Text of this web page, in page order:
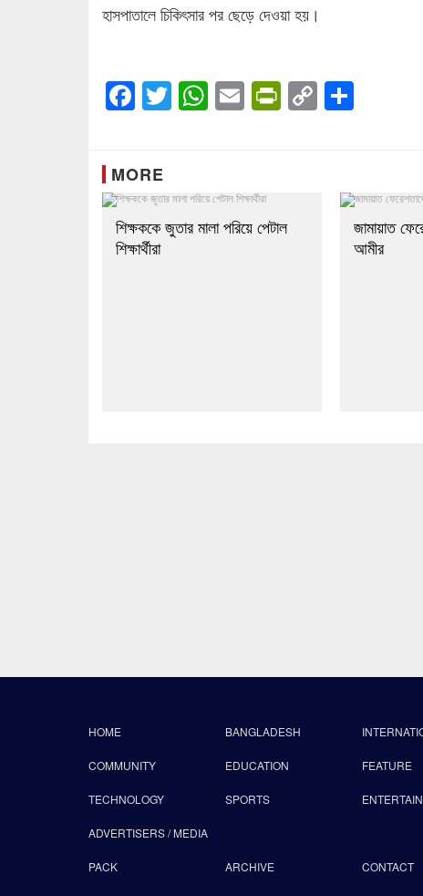
হাসপাতালে চিকিৎসার পর ছেড়ে দেওয়া হয়।
Facebook
Twitter
WhatsApp
EmailPrintFriendly
Copy
Link
MORE
শিক্ষককে জুতার মালা পরিয়ে পেটাল
শিক্ষার্থীরা
জামায়াত
আমীর
HOME BANGLADESH
COMMUNITY EDUCATION FEATURE
TECHNOLOGY SPORTS
ADVERTISERS / MEDIA
PACK ARCHIVE CONTACT